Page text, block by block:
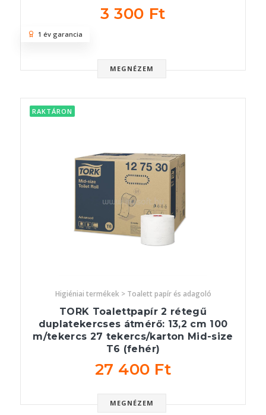
3 300 Ft
MEGNÉZEM
1 év garancia
RAKTÁRON
Higiéniai termékek > Toalett papír és adagoló
TORK Toalettpapír 2 rétegű
duplatekercses átmérő: 13,2 cm 100
m/tekercs 27 tekercs/karton Mid-size
T6 (fehér)
27 400 Ft
MEGNÉZEM